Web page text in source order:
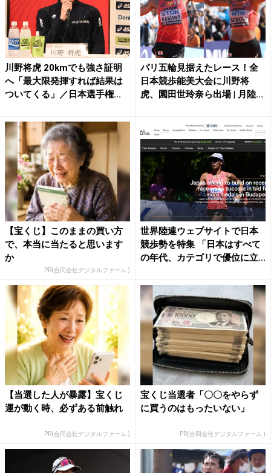
川野将虎 20kmでも強さ証明
へ「最大限発揮すれば結果は
ついてくる」／日本選手権...
パリ五輪見据えたレース！全
日本競歩能美大会に川野将
虎、園田世玲奈ら出場 | 月陸...
【宝くじ】このままの買い方
で、本当に当たると思います
か
PR(合同会社デジタルファーム )
世界陸連ウェブサイトで日本
競歩勢を特集 「日本はすべて
の年代、カテゴリで優位に立...
【当選した人が暴露】宝くじ
運が動く時、必ずある前触れ
PR(合同会社デジタルファーム )
宝くじ当選者「〇〇をやらず
に買うのはもったいない」
PR(合同会社デジタルファーム )